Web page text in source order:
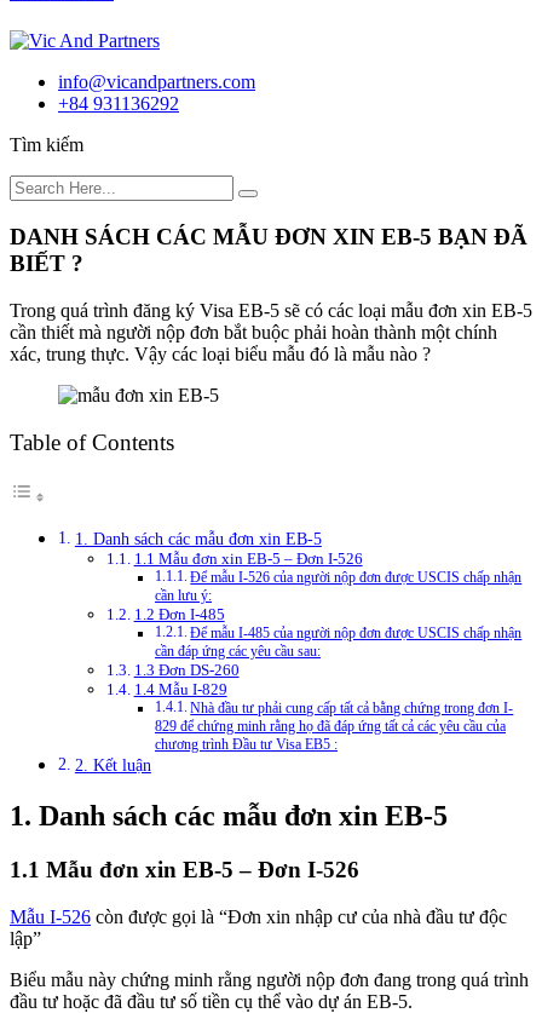
info@vicandpartners.com
+84 931136292
Tìm kiếm
DANH SÁCH CÁC MẪU ĐƠN XIN EB-5 BẠN ĐÃ
BIẾT ?
Trong quá trình đăng ký Visa EB-5 sẽ có các loại mẫu đơn xin EB-5
cần thiết mà người nộp đơn bắt buộc phải hoàn thành một chính
xác, trung thực. Vậy các loại biểu mẫu đó là mẫu nào ?
Table of Contents
1. Danh sách các mẫu đơn xin EB-5
1.1 Mẫu đơn xin EB-5 – Đơn I-526
Để mẫu I-526 của người nộp đơn được USCIS chấp nhận
cần lưu ý:
1.2 Đơn I-485
Để mẫu I-485 của người nộp đơn được USCIS chấp nhận
cần đáp ứng các yêu cầu sau:
1.3 Đơn DS-260
1.4 Mẫu I-829
Nhà đầu tư phải cung cấp tất cả bằng chứng trong đơn I-
829 để chứng minh rằng họ đã đáp ứng tất cả các yêu cầu của
chương trình Đầu tư Visa EB5 :
2. Kết luận
1. Danh sách các mẫu đơn xin EB-5
1.1 Mẫu đơn xin EB-5 – Đơn I-526
Mẫu I-526 còn được gọi là “Đơn xin nhập cư của nhà đầu tư độc
lập”
Biểu mẫu này chứng minh rằng người nộp đơn đang trong quá trình
đầu tư hoặc đã đầu tư số tiền cụ thể vào dự án EB-5.